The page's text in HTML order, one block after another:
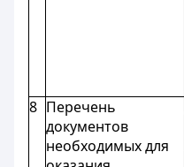
8 Перечень
документов
необходимых для